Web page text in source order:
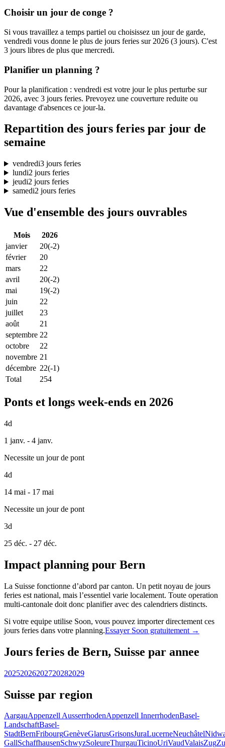
Choisir un jour de conge ?
Si vous travaillez a temps partiel ou choisissez un jour de garde,
vendredi vous donne le plus de jours feries sur 2026 (3 jours). C'est
3 jours libres de plus que mercredi.
Planifier un planning ?
Pour la planification : vendredi est votre jour le plus perturbe sur
2026, avec 3 jours feries. Prevoyez une couverture reduite ou
davantage d'absences ce jour-la.
Repartition des jours feries par jour de
semaine
vendredi3 jours feries
lundi2 jours feries
jeudi2 jours feries
samedi2 jours feries
Vue d'ensemble des jours ouvrables
Mois
2026
janvier
20(-2)
février
20
mars
22
avril
20(-2)
mai
19(-2)
juin
22
juillet
23
août
21
septembre 22
octobre
22
novembre 21
décembre 22(-1)
Total
254
Ponts et longs week-ends en 2026
4d
1 janv. - 4 janv.
Necessite un jour de pont
4d
14 mai - 17 mai
Necessite un jour de pont
3d
25 déc. - 27 déc.
Impact planning pour Bern
La Suisse fonctionne d’abord par canton. Un petit noyau de jours
feries est national, mais l’essentiel varie localement. Toute operation
multi-cantonale doit donc planifier avec des calendriers distincts.
Si votre equipe utilise Soon, vous pouvez importer directement ces
jours feries dans votre planning.Essayer Soon gratuitement →
Jours feries de Bern, Suisse par annee
20252026202720282029
Suisse par region
AargauAppenzell AusserrhodenAppenzell InnerrhodenBasel-
LandschaftBasel-
StadtBernFribourgGenèveGlarusGrisonsJuraLucerneNeuchâtel
GallSchaffhausenSchwyzSoleureThurgauTicinoUriVaudValaisZug